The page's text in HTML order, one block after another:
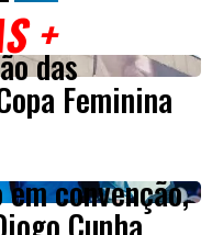
+
das
Feminina
convenção,
Cunha